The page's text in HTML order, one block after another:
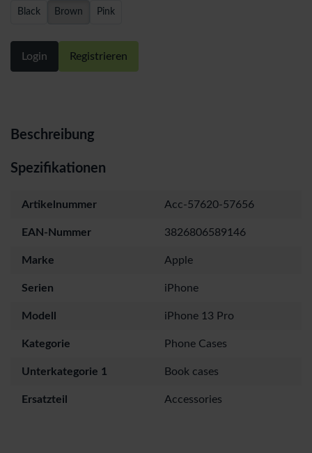
Black Brown Pink
Login Registrieren
Beschreibung
Spezifikationen
Artikelnummer Acc-57620-57656
EAN-Nummer 3826806589146
Marke Apple
Serien iPhone
Modell iPhone 13 Pro
Kategorie Phone Cases
Unterkategorie 1 Book cases
Ersatzteil Accessories